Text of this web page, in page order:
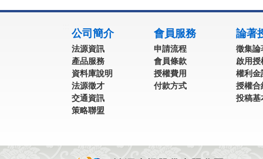
公司簡介
法源資訊
產品服務
資料庫說明
法源徵才
交通資訊
策略聯盟
會員服務
申請流程
會員條款
授權費用
付款方式
論著
徵集論
啟用授
權利金
授權合
投稿基